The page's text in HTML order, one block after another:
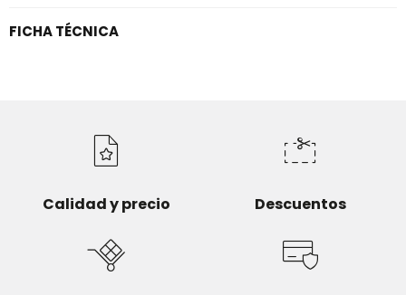
FICHA TÉCNICA
Calidad y precio Descuentos